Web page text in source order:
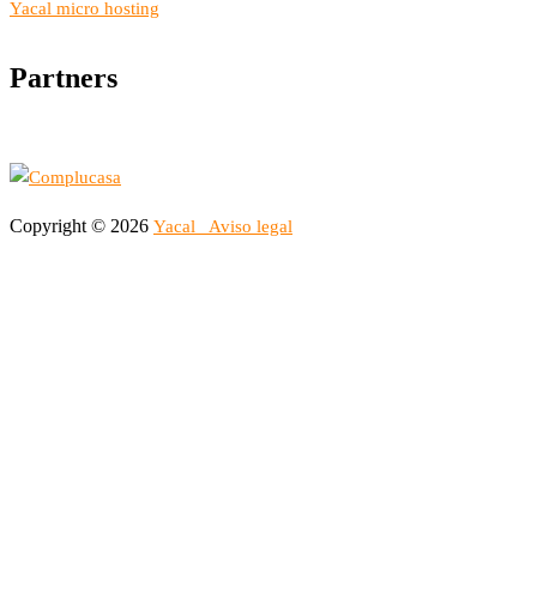
Yacal micro hosting
Partners
Copyright © 2026 Yacal Aviso legal